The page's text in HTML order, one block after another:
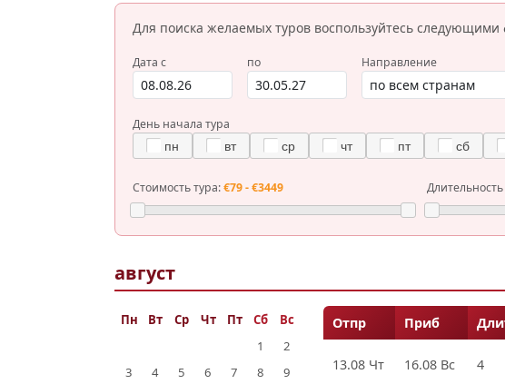
Для поиска желаемых туров воспользуйтесь следующими
Дата с по Направление
День начала тура
пн вт ср чт пт сб
Стоимость тура:€79 - €3449 Длительность
август
Пн Вт Ср Чт Пт Сб
Вс
1
2
3
4 5 6 7 8
9
Отпр Приб
13.08 Чт 16.08 Вс 4